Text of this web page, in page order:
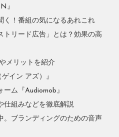
』
く！番組の気になるあれこれ
トリード広告」とは？効果の高
メリットを紹介
イン アズ）』
ム『Audiomob』
仕組みなどを徹底解説
。ブランディングのための音声